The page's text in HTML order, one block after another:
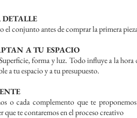
el conjunto antes de comprar la primera
A TU ESPACIO
forma y luz. Todo influye a la
a tu espacio y a tu presupuesto.
o cada complemento que te
que te contaremos en el proceso creativo